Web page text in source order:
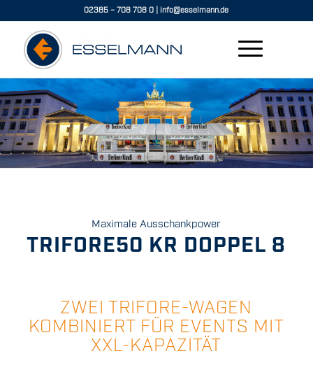
02385 – 708 708 0 info@esselmann.de
Maximale Ausschankpower
TRIFORE50 KR DOPPEL 8
ZWEI TRIFORE-WAGEN
KOMBINIERT FÜR EVENTS MIT
XXL-KAPAZITÄT